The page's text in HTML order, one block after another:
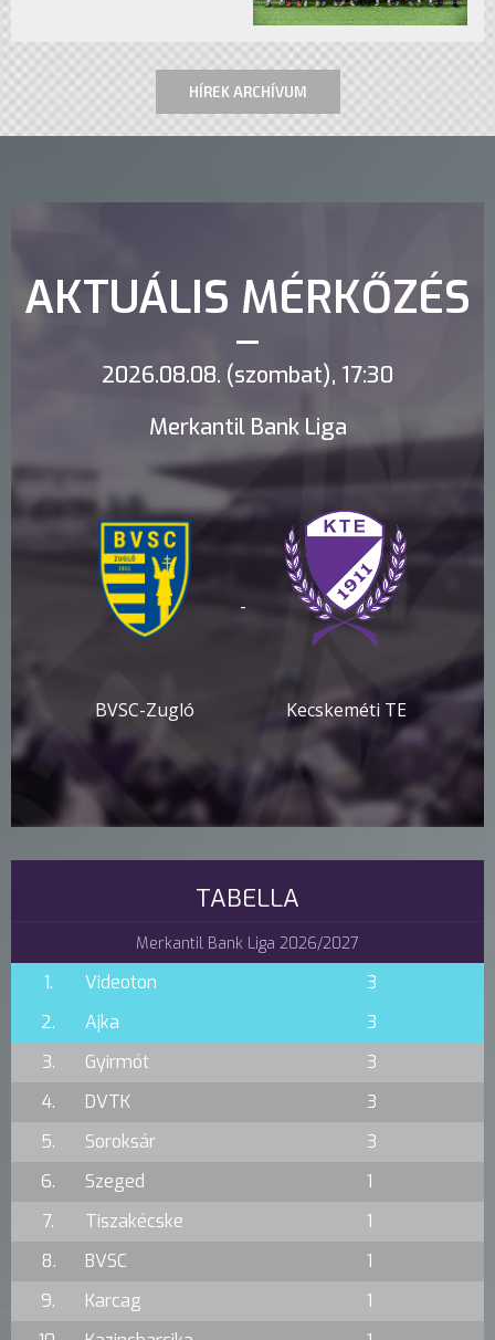
HÍREK ARCHÍVUM
AKTUÁLIS MÉRKŐZÉS
2026.08.08. (szombat), 17:30
Merkantil Bank Liga
BVSC-Zugló
-
Kecskeméti TE
TABELLA
Merkantil Bank Liga 2026/2027
1. Videoton
3
2.
Ajka
3
3.
Gyirmót
3
4.
DVTK
3
5.
Soroksár
3
6.
Szeged
1
7.
Tiszakécske
1
8.
BVSC
1
9.
Karcag
1